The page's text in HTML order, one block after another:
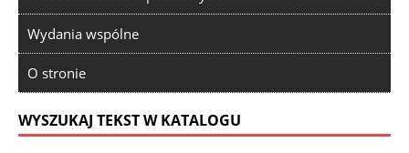
Wydania wspólne
O stronie
WYSZUKAJ TEKST W KATALOGU